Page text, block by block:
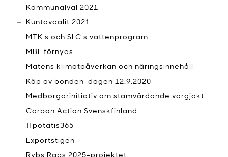
Kommunalval 2021
Kuntavaalit 2021
MTK:s och SLC:s vattenprogram
MBL förnyas
Matens klimatpåverkan och näringsinnehåll
Köp av bonden-dagen 12.9.2020
Medborgarinitiativ om stamvårdande vargjakt
Carbon Action Svenskfinland
#potatis365
Exportstigen